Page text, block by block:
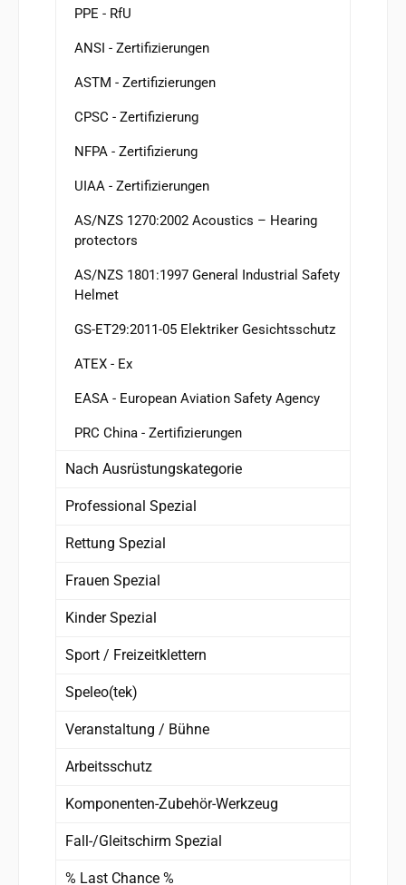
PPE - RfU
ANSI - Zertifizierungen
ASTM - Zertifizierungen
CPSC - Zertifizierung
NFPA - Zertifizierung
UIAA - Zertifizierungen
AS/NZS 1270:2002 Acoustics – Hearing
protectors
AS/NZS 1801:1997 General Industrial Safety
Helmet
GS-ET29:2011-05 Elektriker Gesichtsschutz
ATEX - Ex
EASA - European Aviation Safety Agency
PRC China - Zertifizierungen
Nach Ausrüstungskategorie
Professional Spezial
Rettung Spezial
Frauen Spezial
Kinder Spezial
Sport / Freizeitklettern
Speleo(tek)
Veranstaltung / Bühne
Arbeitsschutz
Komponenten-Zubehör-Werkzeug
Fall-/Gleitschirm Spezial
% Last Chance %